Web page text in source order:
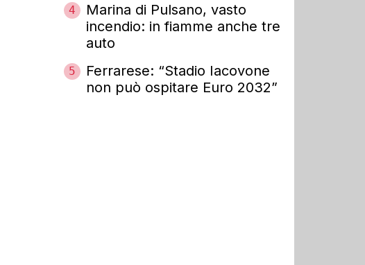
4
Marina di Pulsano, vasto
incendio: in fiamme anche tre
auto
5
Ferrarese: “Stadio Iacovone
non può ospitare Euro 2032”